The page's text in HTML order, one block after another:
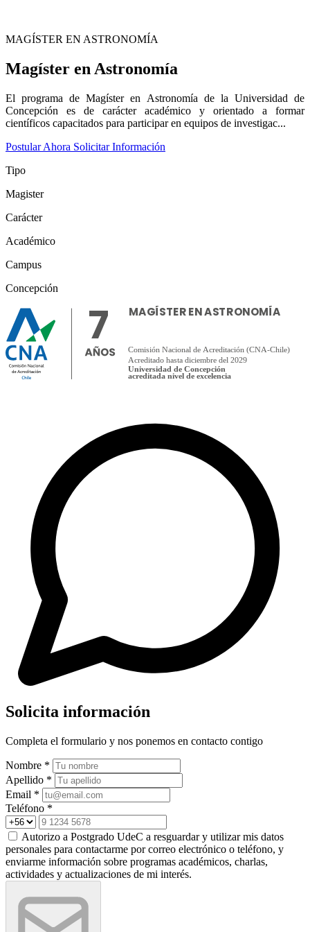
MAGÍSTER EN ASTRONOMÍA
Magíster en Astronomía
El programa de Magíster en Astronomía de la Universidad de
Concepción es de carácter académico y orientado a formar
científicos capacitados para participar en equipos de investigac...
Postular Ahora Solicitar Información
Tipo
Magister
Carácter
Académico
Campus
Concepción
Universidad de Concepción
acreditada nivel de excelencia
7 MAGÍSTER EN ASTRONOMÍA
Comisión Nacional de Acreditación (CNA-Chile)
Acreditado hasta diciembre del 2029
Solicita información
Completa el formulario y nos ponemos en contacto contigo
Nombre *
Apellido *
Email *
Teléfono *
Autorizo a Postgrado UdeC a resguardar y utilizar mis datos
personales para contactarme por correo electrónico o teléfono, y
enviarme información sobre programas académicos, charlas,
actividades y actualizaciones de mi interés.